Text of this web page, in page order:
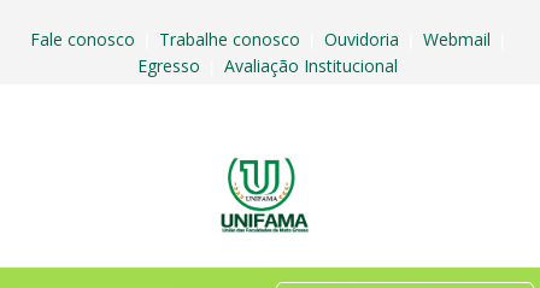
Fale conosco Trabalhe conosco Ouvidoria Webmail
Egresso Avaliação Institucional